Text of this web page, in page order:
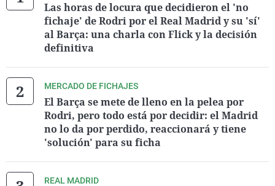
Las horas de locura que decidieron el 'no
fichaje' de Rodri por el Real Madrid y su 'sí'
al Barça: una charla con Flick y la decisión
definitiva
MERCADO DE FICHAJES
El Barça se mete de lleno en la pelea por
Rodri, pero todo está por decidir: el Madrid
no lo da por perdido, reaccionará y tiene
'solución' para su ficha
REAL MADRID